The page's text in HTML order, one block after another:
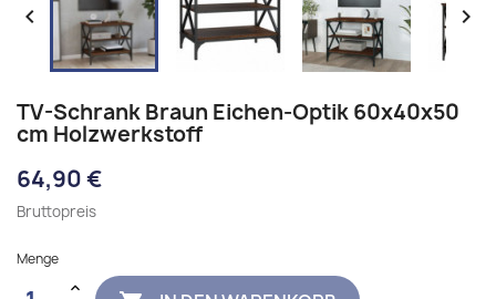
 
TV-Schrank Braun Eichen-Optik 60x40x50
cm Holzwerkstoff
64,90 €
Bruttopreis
Menge